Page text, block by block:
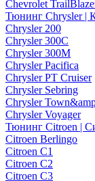
Chevrolet
Тюнинг Chrysler |
Chrysler 200
Chrysler 300C
Chrysler 300M
Chrysler Pacifica
Chrysler PT Cruiser
Chrysler Sebring
Chrysler
Chrysler Voyager
Тюнинг Citroen |
Citroen Berlingo
Citroen C1
Citroen C2
Citroen C3